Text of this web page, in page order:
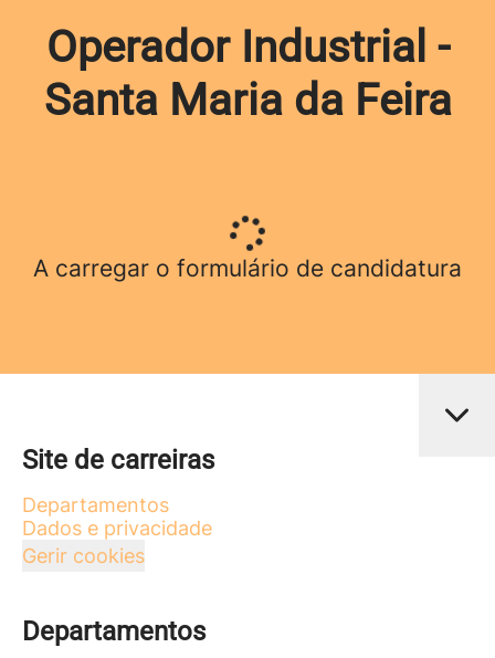
Operador Industrial -
Santa Maria da Feira
A carregar o formulário de candidatura
Site de carreiras
Departamentos
Dados e privacidade
Gerir cookies
Departamentos